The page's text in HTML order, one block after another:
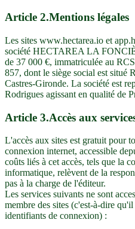
Article 2.Mentions légales
Les sites www.hectarea.io et
société HECTAREA LA
de 37 000 €, immatriculée au
857, dont le siège social est situé
Castres-Gironde. La société est
Rodrigues agissant en qualité de
Article 3.Accès aux
L'accès aux sites est gratuit pour
connexion internet, accessible
coûts liés à cet accès, tels que la
informatique, relèvent de la
pas à la charge de l'éditeur.
Les services suivants ne sont
membre des sites (c'est-à-dire
identifiants de connexion) :